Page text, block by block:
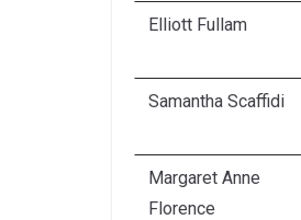
Elliott Fullam
Samantha Scaffidi
Margaret Anne
Florence